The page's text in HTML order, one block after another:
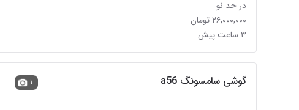
در حد نو
۲۶,۰۰۰,۰۰۰ تومان
۳ ساعت پیش
گوشی سامسونگ a56 ۱